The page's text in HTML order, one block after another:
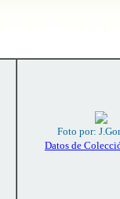
Foto por:
Datos de